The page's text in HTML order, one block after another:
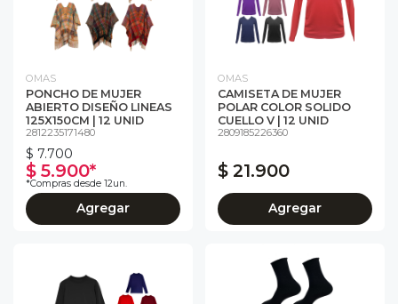
OMAS
PONCHO DE MUJER
ABIERTO DISEÑO LINEAS
125X150CM | 12 UNID
2812235171480
$ 7.700
$ 5.900*
*Compras desde 12un.
Agregar
OMAS
CAMISETA DE MUJER
POLAR COLOR SOLIDO
CUELLO V | 12 UNID
2809185226360
$ 21.900
Agregar